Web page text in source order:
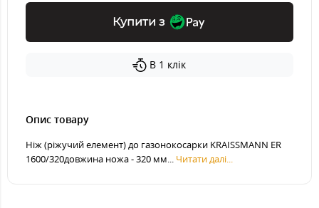
Купити з
В 1 клік
Опис товару
Ніж (ріжучий елемент) до газонокосарки KRAISSMANN ER
1600/320довжина ножа - 320 мм... Читати далі...